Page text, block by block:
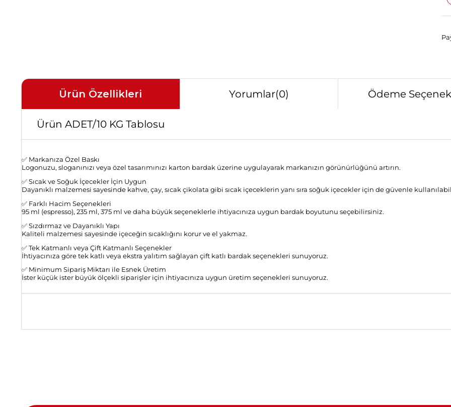
Ürün Özellikleri Yorumlar(0) Ödeme
Ürün ADET/10 KG Tablosu
✅ Markanıza Özel Baskı
Logonuzu, sloganınızı veya özel tasarımınızı karton bardak üzerine uygulayarak markanızın görünürlüğünü artırın.
✅ Sıcak ve Soğuk İçecekler İçin Uygun
Dayanıklı malzemesi sayesinde kahve, çay, sıcak çikolata gibi sıcak içeceklerin yanı sıra soğuk içecekler için de güvenle
✅ Farklı Hacim Seçenekleri
95 ml (espresso), 235 ml, 375 ml ve daha büyük seçeneklerle ihtiyacınıza uygun bardak boyutunu seçebilirsiniz.
✅ Sızdırmaz ve Dayanıklı Yapı
Kaliteli malzemesi sayesinde içeceğin sıcaklığını korur ve el yakmaz.
✅ Tek Katmanlı veya Çift Katmanlı Seçenekler
İhtiyacınıza göre tek katlı veya ekstra yalıtım sağlayan çift katlı bardak seçenekleri sunuyoruz.
✅ Minimum Sipariş Miktarı ile Esnek Üretim
İster küçük ister büyük ölçekli siparişler için ihtiyacınıza uygun üretim seçenekleri sunuyoruz.